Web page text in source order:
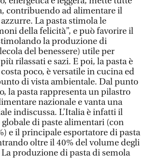
contribuendo ad alimentare il
La pasta stimola le
della felicità”, e può favorire il
la produzione di
del benessere) utile per
rilassati e sazi. E poi, la pasta è
poco, è versatile in cucina ed
di vista ambientale. Dal punto
la pasta rappresenta un pilastro
nazionale e vanta una
indiscussa. L’Italia è infatti il
di paste alimentari (con
e il principale esportatore di pasta
oltre il 40% del volume degli
produzione di pasta di semola